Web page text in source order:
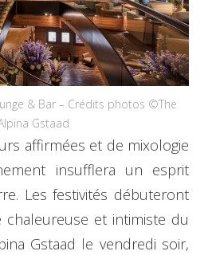
& Bar – Crédits photos ©The
Gstaad
affirmées et de mixologie
insufflera un esprit
Les festivités débuteront
chaleureuse et intimiste du
Gstaad le vendredi soir,